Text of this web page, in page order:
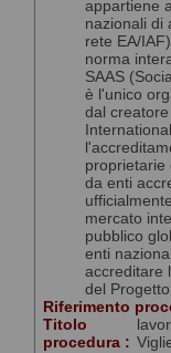
appartiene
nazionali di
rete EA/
norma
SAAS
è l'unico
dal
proprietarie
da enti
mercato
pubblico
enti
accreditare
del
Riferimento
Titolo
procedura :